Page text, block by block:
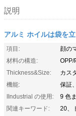
説明
アルミ ホイルは袋を
項目:
顔の
材料の構造:
OPP/
Thickness&Size:
カス
機能:
保証
IIndustrial の使用:
9 色
関連キーワード:
20、